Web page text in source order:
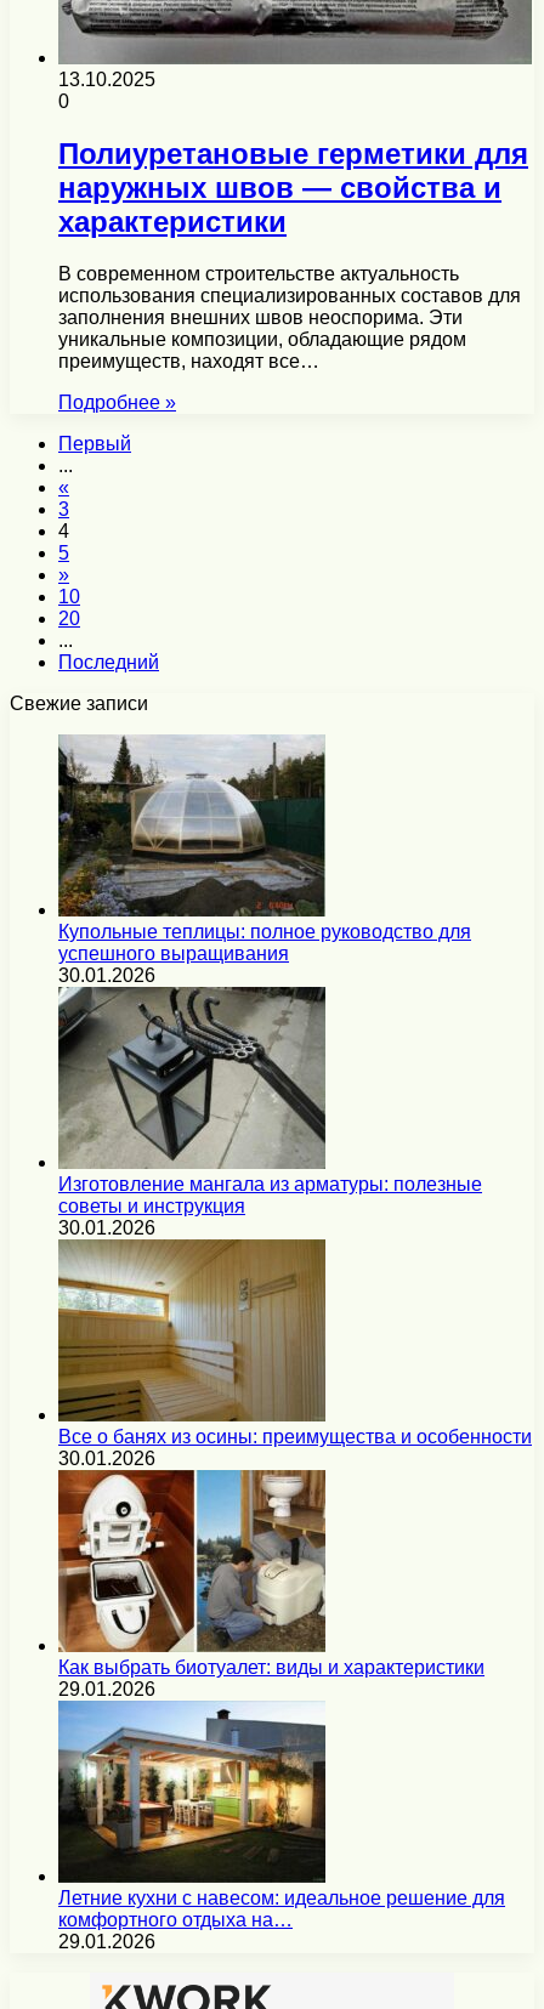
13.10.2025
0
Полиуретановые герметики для
наружных швов — свойства и
характеристики
В современном строительстве актуальность
использования специализированных составов для
заполнения внешних швов неоспорима. Эти
уникальные композиции, обладающие рядом
преимуществ, находят все…
Подробнее »
Первый
...
«
3
4
5
»
10
20
...
Последний
Свежие записи
Купольные теплицы: полное руководство для
успешного выращивания
30.01.2026
Изготовление мангала из арматуры: полезные
советы и инструкция
30.01.2026
Все о банях из осины: преимущества и особенности
30.01.2026
Как выбрать биотуалет: виды и характеристики
29.01.2026
Летние кухни с навесом: идеальное решение для
комфортного отдыха на…
29.01.2026